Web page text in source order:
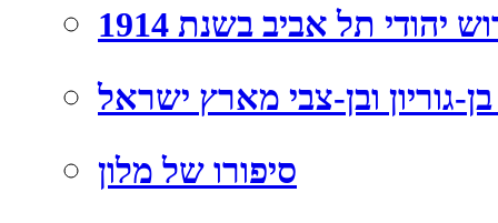
יהודי תל אביב בשנת 1914
גוריון ובן-צבי מארץ ישראל
סיפורו של מלון